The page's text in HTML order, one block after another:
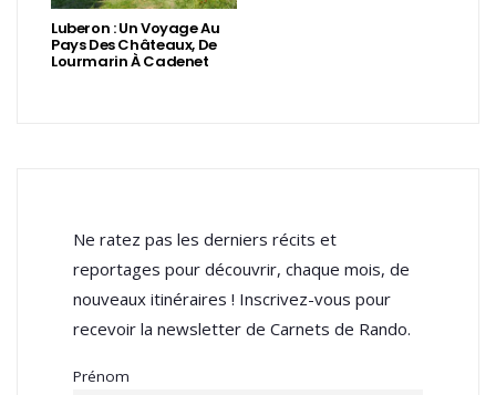
Luberon : Un Voyage Au
Pays Des Châteaux, De
Lourmarin À Cadenet
Ne ratez pas les derniers récits et
reportages pour découvrir, chaque mois, de
nouveaux itinéraires ! Inscrivez-vous pour
recevoir la newsletter de Carnets de Rando.
Prénom